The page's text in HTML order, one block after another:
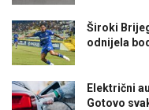
Široki
odnijela
Električni
Gotovo